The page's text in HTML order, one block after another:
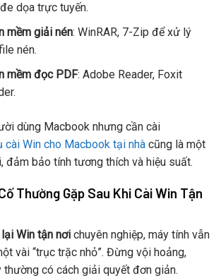
dọa trực tuyến.
mềm giải nén: WinRAR, 7-Zip để xử lý
nén.
mềm đọc PDF: Adobe Reader, Foxit
dùng Macbook nhưng cần cài
cài Win cho Macbook tại nhà cũng là một
đảm bảo tính tương thích và hiệu suất.
Thường Gặp Sau Khi Cài Win Tận
Win tận nơi chuyên nghiệp, máy tính vẫn
vài “trục trặc nhỏ”. Đừng vội hoảng,
thường có cách giải quyết đơn giản.